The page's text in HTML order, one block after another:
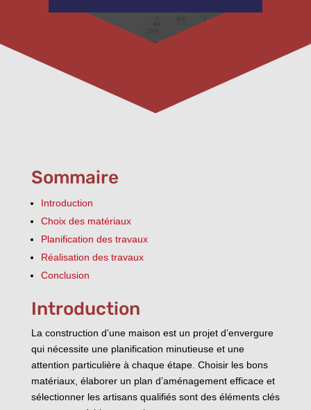
Sommaire
Introduction
Choix des matériaux
Planification des travaux
Réalisation des travaux
Conclusion
Introduction
La construction d’une maison est un projet d’envergure
qui nécessite une planification minutieuse et une
attention particulière à chaque étape. Choisir les bons
matériaux, élaborer un plan d’aménagement efficace et
sélectionner les artisans qualifiés sont des éléments clés